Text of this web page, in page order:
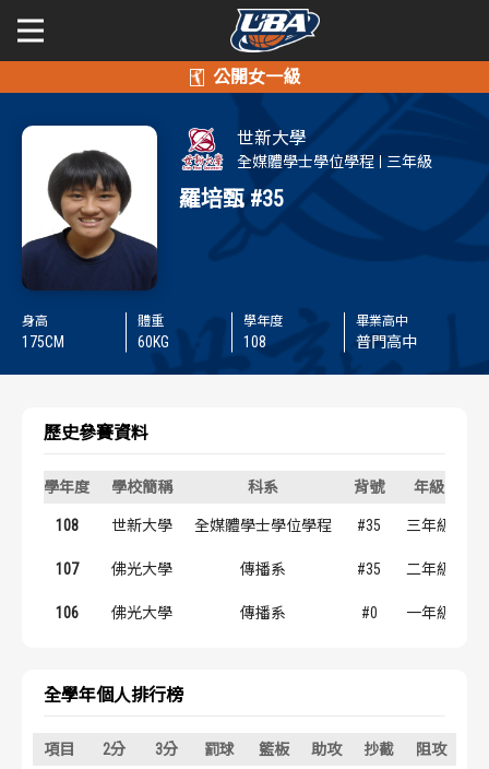
公開男一級
學年度
賽事資訊
賽程表
球隊資訊
歷屆個人獎得主
公開女一級
學年度
賽事資訊
賽程表
球隊資訊
歷屆個人獎得主
二級與一般組
新聞
世新大學
全媒體學士學位學程 三年級
羅培甄 #35
身高
175CM
體重
60KG
學年度
108
畢業高中
普門高中
歷史參賽資料
學年度 學校簡稱 科系 背號 年級
108 世新大學 全媒體學士學位學程 #35 三年級
107 佛光大學 傳播系 #35 二年級
106 佛光大學 傳播系 #0 一年級
全學年個人排行榜
項目 2分 3分 罰球 籃板 助攻 抄截 阻攻